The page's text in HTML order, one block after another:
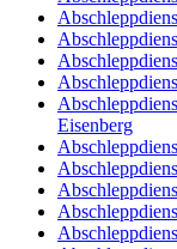
Eisenberg